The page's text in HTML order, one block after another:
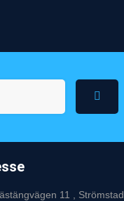
11 , Strömstad